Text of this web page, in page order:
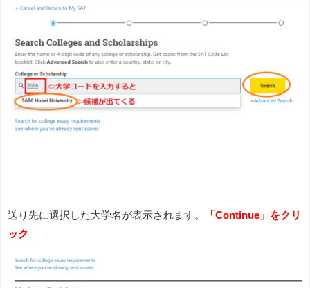
送り先に選択した大学名が表示されます。
「Continue」をクリ
ック